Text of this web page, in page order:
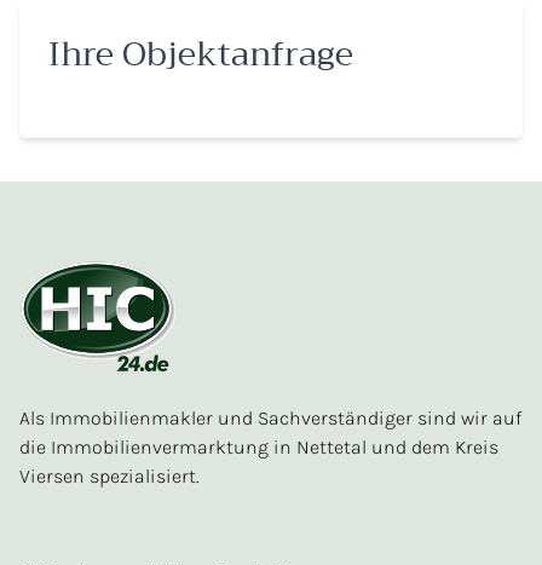
Ihre Objektanfrage
Als Immobilienmakler und Sachverständiger sind wir auf
die Immobilienvermarktung in Nettetal und dem Kreis
Viersen spezialisiert.